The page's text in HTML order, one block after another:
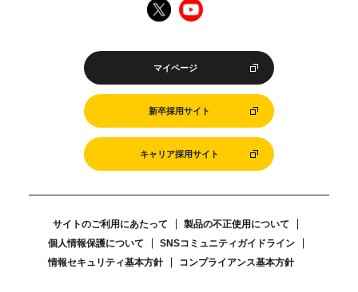
マイページ
新卒採用サイト
キャリア採用サイト
サイトのご利用にあたって
製品の不正使用について
個人情報保護について
SNSコミュニティガイドライン
情報セキュリティ基本方針
コンプライアンス基本方針